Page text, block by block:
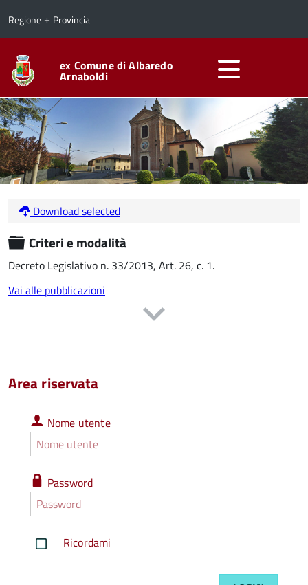
Regione + Provincia
ex Comune di Albaredo
Arnaboldi
Download selected
Cartella
Criteri e modalità
Decreto Legislativo n. 33/2013, Art. 26, c. 1.
Vai alle pubblicazioni
Area riservata
Nome
utente
Nome utente
Password
Password
Ricordami